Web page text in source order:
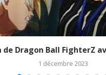
de Dragon Ball FighterZ
1 décembre 2023